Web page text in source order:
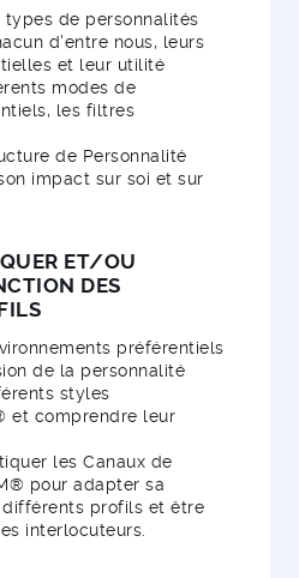
de personnalités
d'entre nous, leurs
et leur utilité
modes de
les filtres
de Personnalité
impact sur soi et sur
ET/OU
DES
préférentiels
de la personnalité
styles
et comprendre leur
les Canaux de
pour adapter sa
profils et être
interlocuteurs.